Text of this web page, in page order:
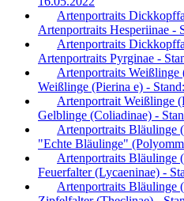
Artenportraits
Artenportraits Hesperiinae -
Artenportraits
Artenportraits Pyrginae -
Artenportraits Weißlinge
Weißlinge (Pierina e) -
Artenportrait Weißlinge
Gelblinge (Coliadinae) -
Artenportraits Bläulinge
"Echte Bläulinge"
Artenportraits Bläulinge
Feuerfalter (Lycaeninae) -
Artenportraits Bläulinge